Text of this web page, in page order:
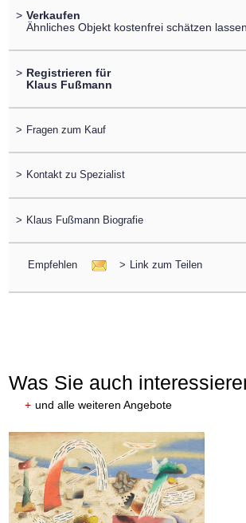
> Verkaufen
Ähnliches Objekt kostenfrei schätzen
> Registrieren für
Klaus Fußmann
> Fragen zum Kauf
> Kontakt zu Spezialist
> Klaus Fußmann Biografie
Empfehlen > Link zum Teilen
Was Sie auch
+ und alle weiteren Angebote